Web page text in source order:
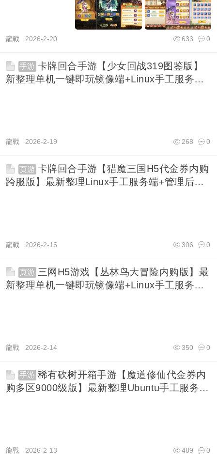
龍戰2026-2-20 0
633
手游 卡牌回合手游【少女回战319图鉴版】
新整理单机一键即玩镜像端+Linux手工服务端
龍戰2026-2-19 0
268
页游 卡牌回合手游【猎魔三国H5代金券内购
跨服版】最新整理Linux手工服务端+管理后台
龍戰2026-2-15 0
306
页游 三网H5游戏【丛林鸟大冒险内购版】最
新整理单机一键即玩镜像端+Linux手工服务端
龍戰2026-2-14 0
350
手游 稀有砍树开箱手游【魔道修仙代金券内
购多区9000级版】最新整理Ubuntu手工服务端
龍戰2026-2-13 0
489